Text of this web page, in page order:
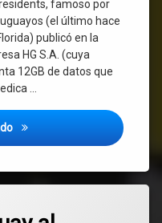
famoso por
(el último hace
publicó en la
HG S.A. (cuya
12GB de datos que
…
Hackeo a empresa HG de